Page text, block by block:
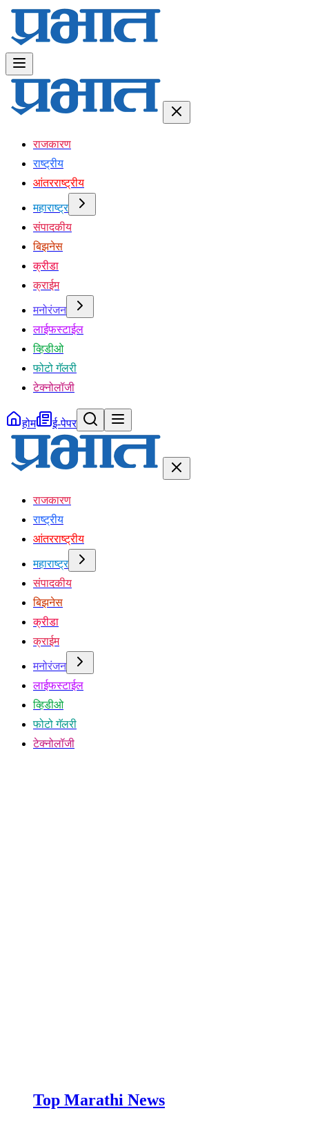
राजकारण
राष्ट्रीय
आंतरराष्ट्रीय
महाराष्ट्र
संपादकीय
बिझनेस
क्रीडा
क्राईम
मनोरंजन
लाईफस्टाईल
व्हिडीओ
फोटो गॅलरी
टेक्नोलॉजी
होम ई-पेपर
राजकारण
राष्ट्रीय
आंतरराष्ट्रीय
महाराष्ट्र
संपादकीय
बिझनेस
क्रीडा
क्राईम
मनोरंजन
लाईफस्टाईल
व्हिडीओ
फोटो गॅलरी
टेक्नोलॉजी
Top Marathi News